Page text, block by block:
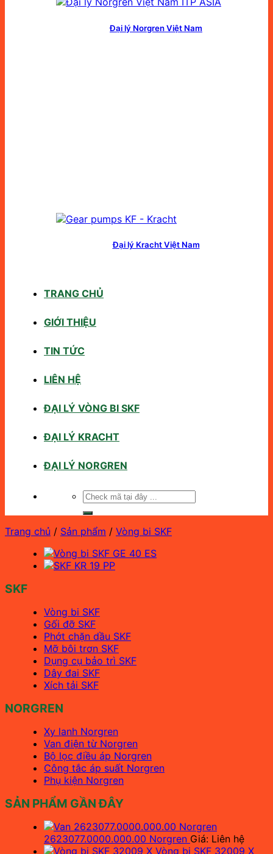
Đại lý Norgren Việt Nam
Đại lý Kracht Việt Nam
TRANG CHỦ
GIỚI THIỆU
TIN TỨC
LIÊN HỆ
ĐẠI LÝ VÒNG BI SKF
ĐẠI LÝ KRACHT
ĐẠI LÝ NORGREN
Tìm
Trang chủ / Sản phẩm / Vòng bi SKF
SKF
Vòng bi SKF
Gối đỡ SKF
Phớt chặn dầu SKF
Mỡ bôi trơn SKF
Dụng cụ bảo trì SKF
Dây đai SKF
Xích tải SKF
NORGREN
Xy lanh Norgren
Van điện từ Norgren
Bộ lọc điều áp Norgren
Công tắc áp suất Norgren
Phụ kiện Norgren
SẢN PHẨM GẦN ĐÂY
2623077.0000.000.00 Norgren Giá: Liên hệ
Vòng bi SKF 32009 X